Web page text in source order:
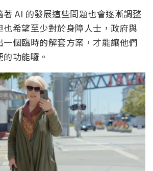
AI 的發展這些問題也會逐漸調整
希望至少對於身障人士，政府與
個臨時的解套方案，才能讓他們
功能囉。